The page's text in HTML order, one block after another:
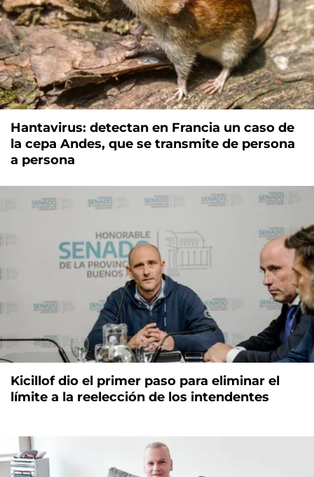
Hantavirus: detectan en Francia un caso de
la cepa Andes, que se transmite de persona
a persona
Kicillof dio el primer paso para eliminar el
límite a la reelección de los intendentes